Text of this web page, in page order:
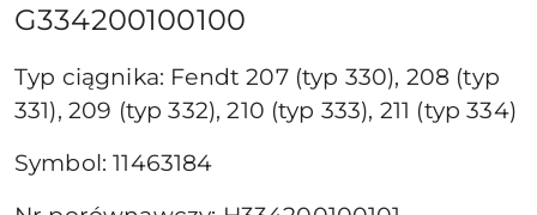
G334200100100
Typ ciągnika: Fendt 207 (typ 330), 208 (typ
331), 209 (typ 332), 210 (typ 333), 211 (typ 334)
Symbol: 11463184